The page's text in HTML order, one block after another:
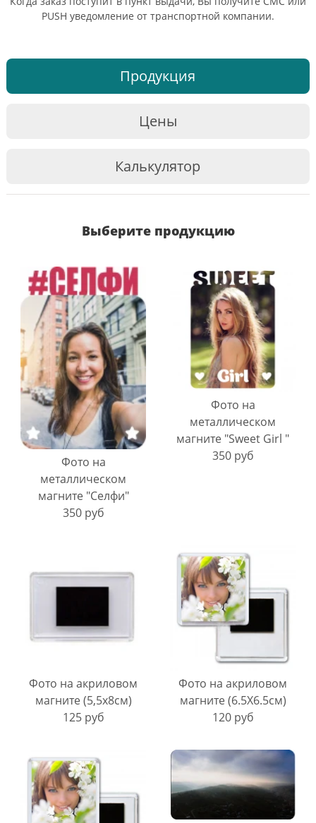
PUSH уведомление от транспортной компании.
Продукция
Цены
Калькулятор
Выберите продукцию
Фото на
металлическом
магните "Селфи"
350 руб
Фото на
металлическом
магните "Sweet Girl "
350 руб
Фото на акриловом
магните (5,5х8см)
125 руб
Фото на акриловом
магните (6.5Х6.5см)
120 руб